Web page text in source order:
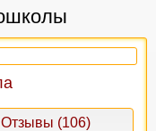
Отзывы (106)